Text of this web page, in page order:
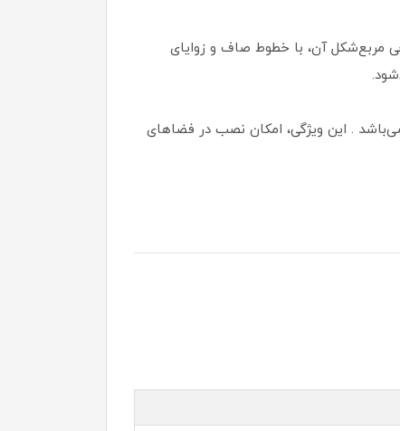
مربع‌شکل آن، با خطوط صاف و زوایای
از زنجیر، ارتفاع آن از ۵۰ الی ۸۰ سانتیمتر قابل تنظیم می‌باشد . این ویژگی، امکان نصب در فضاهای